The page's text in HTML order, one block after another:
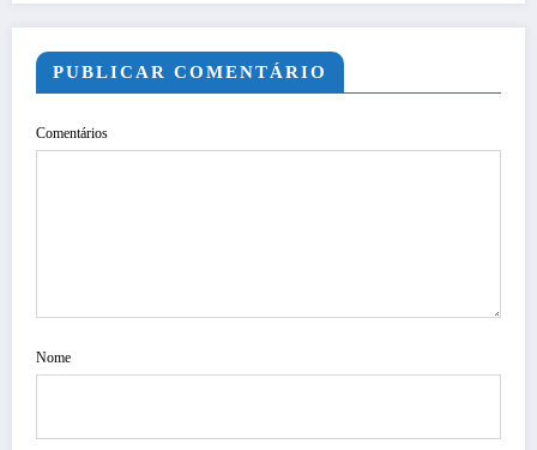
PUBLICAR COMENTÁRIO
Comentários
Nome